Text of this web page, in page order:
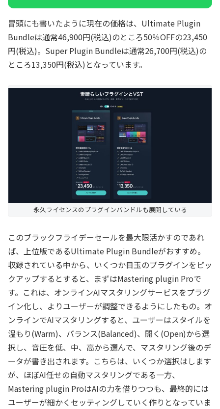
冒頭にも書いたように現在の価格は、Ultimate Plugin
Bundleは通常46,900円(税込)のところ50％OFFの23,450
円(税込)。Super Plugin Bundleは通常26,700円(税込)の
ところ13,350円(税込)となっています。
永久ライセンスのプラグインバンドルも展開している
このブラックフライデーセールを最大限活かすのであれ
ば、上位版であるUltimate Plugin Bundleがおすすめ。
収録されている中から、いくつか目玉のプラグインをピッ
クアップするとすると、まずはMastering plugin Proで
す。これは、オンラインAIマスタリングサービスをプラグ
イン化し、よりユーザーが調整できるようにしたもの。オ
ンラインでAIマスタリングすると、ユーザーはスタイルを
温もり(Warm)、バランス(Balanced)、開く(Open)から選
択し、音圧を低、中、高から選んで、マスタリング後のデ
ータが書き出されます。こちらは、いくつか選択はします
が、ほぼAI任せの自動マスタリングである一方、
Mastering plugin ProはAIの力を借りつつも、最終的には
ユーザーが細かくセッティングしていく作りとなっていま